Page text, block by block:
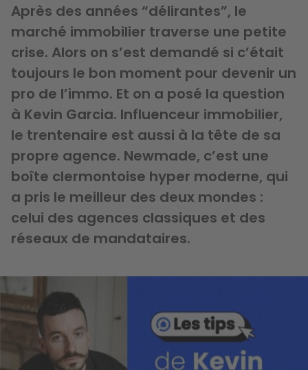
Après des années “délirantes”, le
marché immobilier traverse une petite
crise. Alors on s’est demandé si c’était
toujours le bon moment pour devenir un
pro de l’immo. Et on a posé la question
à Kevin Garcia. Influenceur immobilier,
le trentenaire est aussi à la tête de sa
propre agence. Newmade, c’est une
boîte clermontoise hyper moderne, qui
a pris le meilleur des deux mondes :
celui des agences classiques et des
réseaux de mandataires.